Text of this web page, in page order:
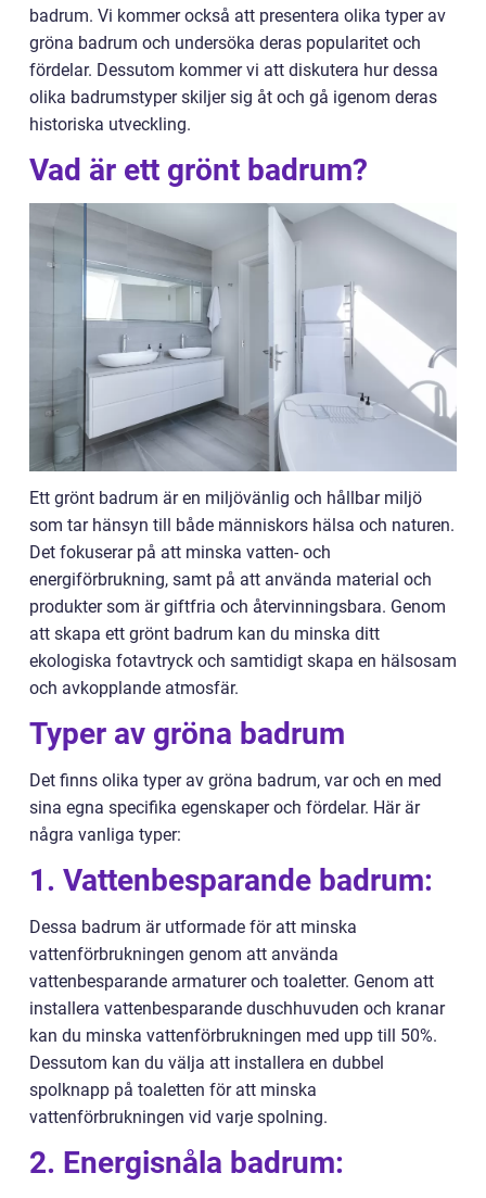
badrum. Vi kommer också att presentera olika typer av
gröna badrum och undersöka deras popularitet och
fördelar. Dessutom kommer vi att diskutera hur dessa
olika badrumstyper skiljer sig åt och gå igenom deras
historiska utveckling.
Vad är ett grönt badrum?
Ett grönt badrum är en miljövänlig och hållbar miljö
som tar hänsyn till både människors hälsa och naturen.
Det fokuserar på att minska vatten- och
energiförbrukning, samt på att använda material och
produkter som är giftfria och återvinningsbara. Genom
att skapa ett grönt badrum kan du minska ditt
ekologiska fotavtryck och samtidigt skapa en hälsosam
och avkopplande atmosfär.
Typer av gröna badrum
Det finns olika typer av gröna badrum, var och en med
sina egna specifika egenskaper och fördelar. Här är
några vanliga typer:
1. Vattenbesparande badrum:
Dessa badrum är utformade för att minska
vattenförbrukningen genom att använda
vattenbesparande armaturer och toaletter. Genom att
installera vattenbesparande duschhuvuden och kranar
kan du minska vattenförbrukningen med upp till 50%.
Dessutom kan du välja att installera en dubbel
spolknapp på toaletten för att minska
vattenförbrukningen vid varje spolning.
2. Energisnåla badrum: